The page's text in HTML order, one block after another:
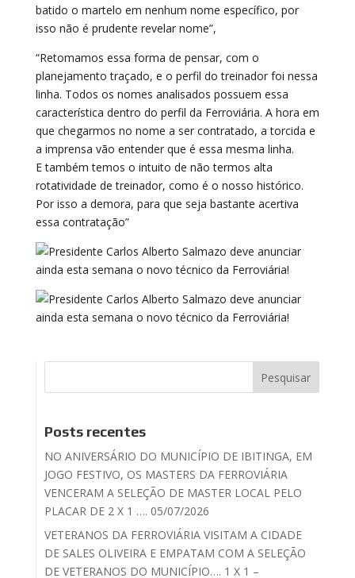
batido o martelo em nenhum nome específico, por
isso não é prudente revelar nome”,
“Retomamos essa forma de pensar, com o
planejamento traçado, e o perfil do treinador foi nessa
linha. Todos os nomes analisados possuem essa
característica dentro do perfil da Ferroviária. A hora em
que chegarmos no nome a ser contratado, a torcida e
a imprensa vão entender que é essa mesma linha.
E também temos o intuito de não termos alta
rotatividade de treinador, como é o nosso histórico.
Por isso a demora, para que seja bastante acertiva
essa contratação”
Posts recentes
NO ANIVERSÁRIO DO MUNICÍPIO DE IBITINGA, EM
JOGO FESTIVO, OS MASTERS DA FERROVIÁRIA
VENCERAM A SELEÇÃO DE MASTER LOCAL PELO
PLACAR DE 2 X 1 …. 05/07/2026
VETERANOS DA FERROVIÁRIA VISITAM A CIDADE
DE SALES OLIVEIRA E EMPATAM COM A SELEÇÃO
DE VETERANOS DO MUNICÍPIO…. 1 X 1 –